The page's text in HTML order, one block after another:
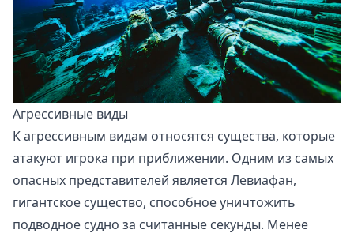
Агрессивные виды
К агрессивным видам относятся существа, которые
атакуют игрока при приближении. Одним из самых
опасных представителей является Левиафан,
гигантское существо, способное уничтожить
подводное судно за считанные секунды. Менее